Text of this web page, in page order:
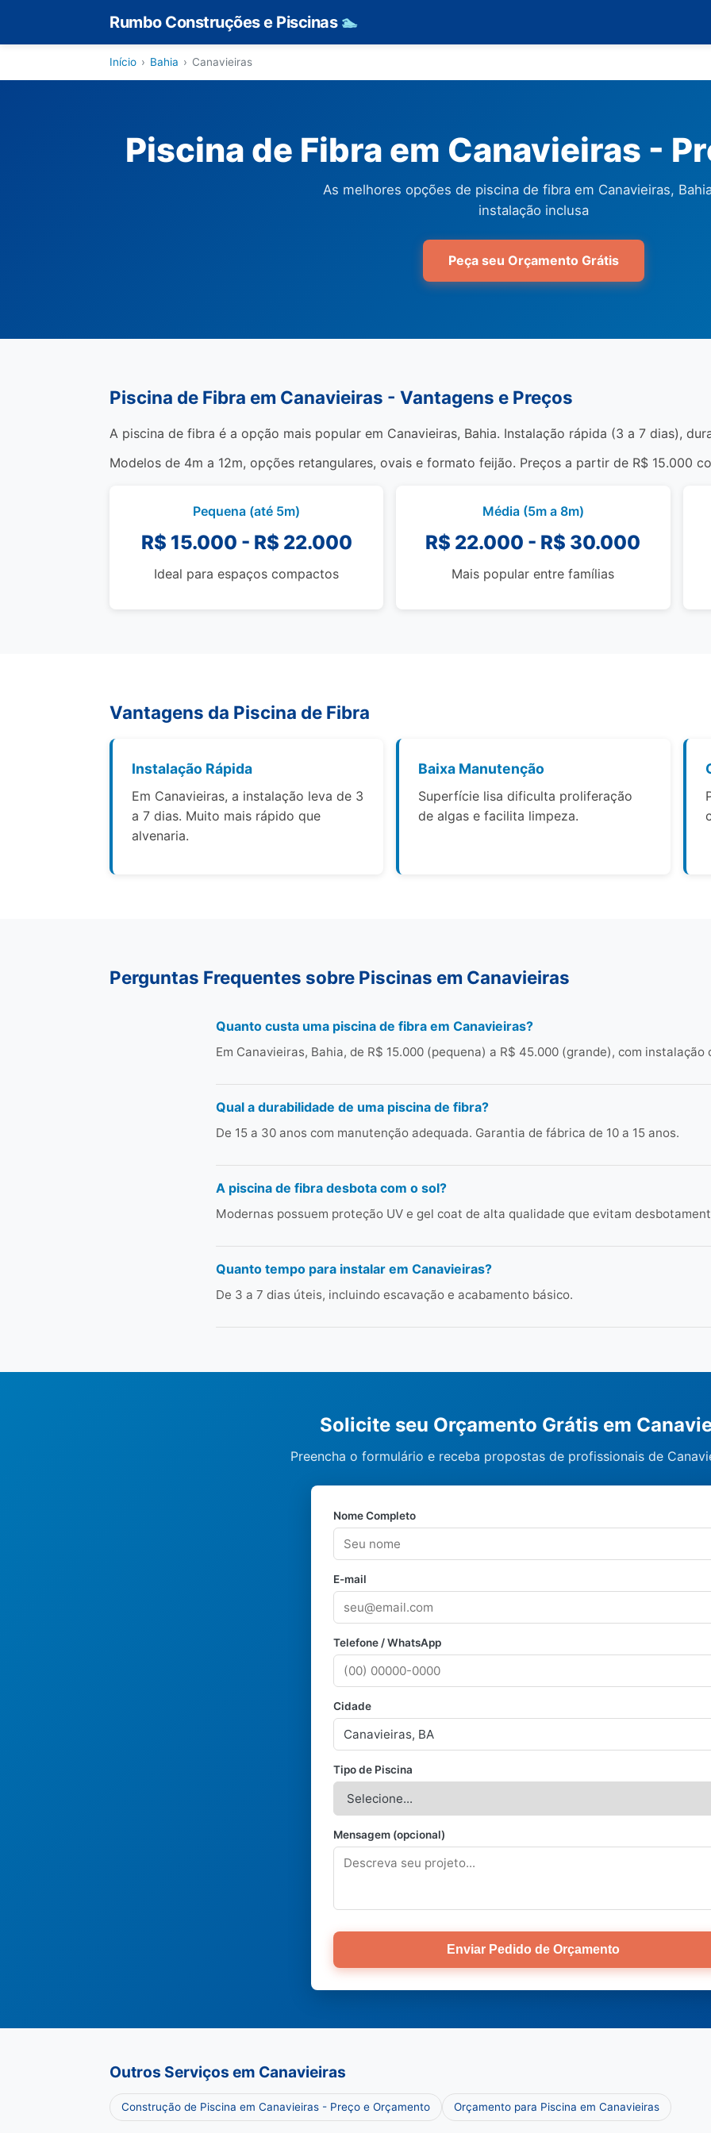
Rumbo Construções e Piscinas 🏊
Início › Bahia › Canavieiras
Piscina de Fibra em Canavieiras -
As melhores opções de piscina de fibra em Canavieiras,
instalação inclusa
Peça seu Orçamento Grátis
Piscina de Fibra em Canavieiras - Vantagens e Preços
A piscina de fibra é a opção mais popular em Canavieiras, Bahia. Instalação rápida (3 a 7 dias),
Modelos de 4m a 12m, opções retangulares, ovais e formato feijão. Preços a partir de R$ 15.000
Pequena (até 5m)
R$ 15.000 - R$ 22.000
Ideal para espaços compactos
Média (5m a 8m)
R$ 22.000 - R$ 30.000
Mais popular entre famílias
Vantagens da Piscina de Fibra
Instalação Rápida
Em Canavieiras, a instalação leva de 3
a 7 dias. Muito mais rápido que
alvenaria.
Baixa Manutenção
Superfície lisa dificulta proliferação
de algas e facilita limpeza.
Perguntas Frequentes sobre Piscinas em Canavieiras
Quanto custa uma piscina de fibra em Canavieiras?
Em Canavieiras, Bahia, de R$ 15.000 (pequena) a R$ 45.000 (grande), com instalação
Qual a durabilidade de uma piscina de fibra?
De 15 a 30 anos com manutenção adequada. Garantia de fábrica de 10 a 15 anos.
A piscina de fibra desbota com o sol?
Modernas possuem proteção UV e gel coat de alta qualidade que evitam
Quanto tempo para instalar em Canavieiras?
De 3 a 7 dias úteis, incluindo escavação e acabamento básico.
Solicite seu Orçamento Grátis em
Preencha o formulário e receba propostas de profissionais de
Nome Completo
E-mail
Telefone / WhatsApp
Cidade
Tipo de Piscina
Mensagem (opcional)
Enviar Pedido de Orçamento
Outros Serviços em Canavieiras
Construção de Piscina em Canavieiras - Preço e Orçamento Orçamento para Piscina em Canavieiras